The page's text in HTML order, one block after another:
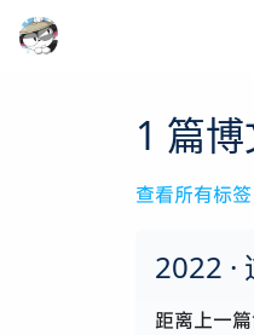
1 篇博
查看所有标签
2022 ·
距离上一